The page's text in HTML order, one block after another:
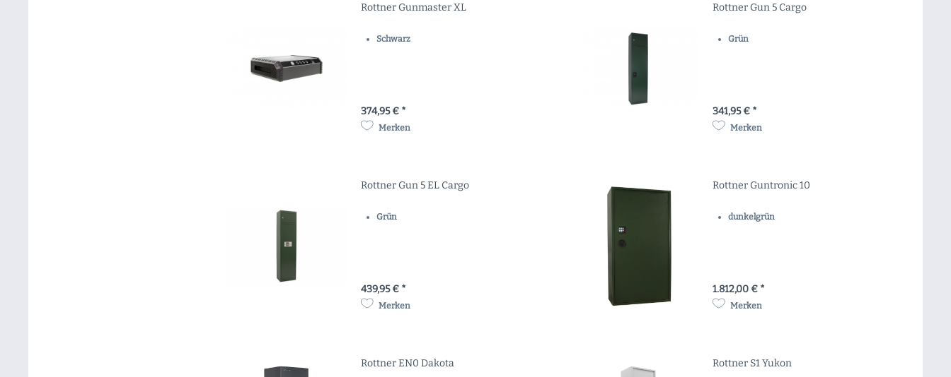
Rottner Gunmaster XL
Schwarz
374,95 € *
Merken
Rottner Gun 5 Cargo
Grün
341,95 € *
Merken
Rottner Gun 5 EL Cargo
Grün
439,95 € *
Merken
Rottner Guntronic 10
dunkelgrün
1.812,00 € *
Merken
Rottner EN0 Dakota Rottner S1 Yukon